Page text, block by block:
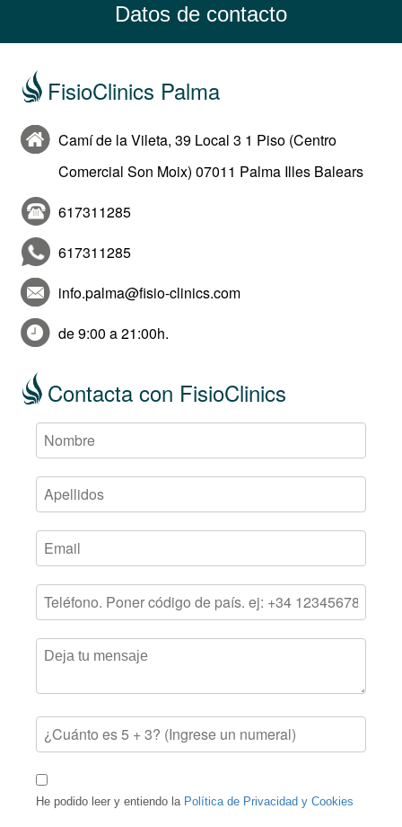
Datos de contacto
FisioClinics Palma
Camí de la Vileta, 39 Local 3 1 Piso (Centro
Comercial Son Moix) 07011 Palma Illes Balears
617311285
617311285
info.palma@fisio-clinics.com
de 9:00 a 21:00h.
Contacta con FisioClinics
He podido leer y entiendo la Política de Privacidad y Cookies